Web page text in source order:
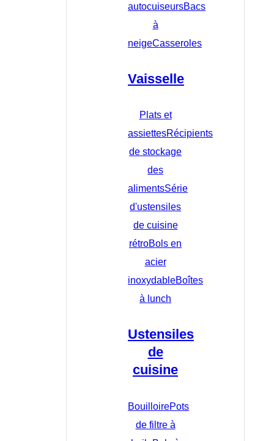
autocuiseursBacs
à
neigeCasseroles
Vaisselle
Plats et
assiettesRécipients
de stockage
des
alimentsSérie
d'ustensiles
de cuisine
rétroBols en
acier
inoxydableBoîtes
à lunch
Ustensiles
de
cuisine
BouilloirePots
de filtre à